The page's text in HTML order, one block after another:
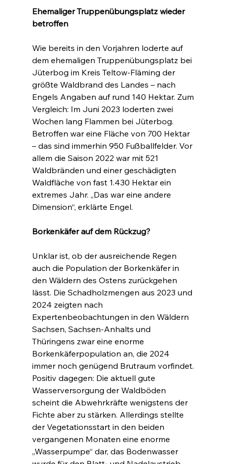
Ehemaliger Truppenübungsplatz wieder
betroffen
Wie bereits in den Vorjahren loderte auf
dem ehemaligen Truppenübungsplatz bei
Jüterbog im Kreis Teltow-Fläming der
größte Waldbrand des Landes – nach
Engels Angaben auf rund 140 Hektar. Zum
Vergleich: Im Juni 2023 loderten zwei
Wochen lang Flammen bei Jüterbog.
Betroffen war eine Fläche von 700 Hektar
– das sind immerhin 950 Fußballfelder. Vor
allem die Saison 2022 war mit 521
Waldbränden und einer geschädigten
Waldfläche von fast 1.430 Hektar ein
extremes Jahr. „Das war eine andere
Dimension“, erklärte Engel.
Borkenkäfer auf dem Rückzug?
Unklar ist, ob der ausreichende Regen
auch die Population der Borkenkäfer in
den Wäldern des Ostens zurückgehen
lässt. Die Schadholzmengen aus 2023 und
2024 zeigten nach
Expertenbeobachtungen in den Wäldern
Sachsen, Sachsen-Anhalts und
Thüringens zwar eine enorme
Borkenkäferpopulation an, die 2024
immer noch genügend Brutraum vorfindet.
Positiv dagegen: Die aktuell gute
Wasserversorgung der Waldböden
scheint die Abwehrkräfte wenigstens der
Fichte aber zu stärken. Allerdings stellte
der Vegetationsstart in den beiden
vergangenen Monaten eine enorme
„Wasserpumpe“ dar, das Bodenwasser